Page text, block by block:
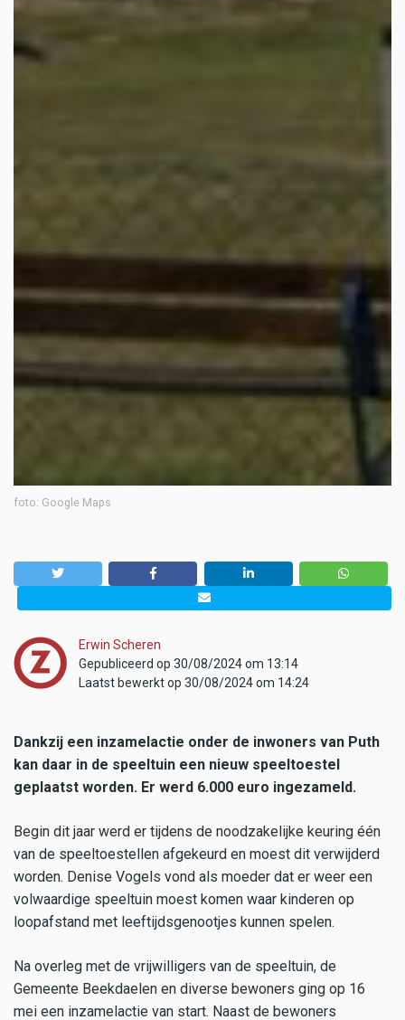
foto: Google Maps
Erwin Scheren
Gepubliceerd op 30/08/2024 om 13:14
Laatst bewerkt op 30/08/2024 om 14:24
Dankzij een inzamelactie onder de inwoners van Puth
kan daar in de speeltuin een nieuw speeltoestel
geplaatst worden. Er werd 6.000 euro ingezameld.
Begin dit jaar werd er tijdens de noodzakelijke keuring één
van de speeltoestellen afgekeurd en moest dit verwijderd
worden. Denise Vogels vond als moeder dat er weer een
volwaardige speeltuin moest komen waar kinderen op
loopafstand met leeftijdsgenootjes kunnen spelen.
Na overleg met de vrijwilligers van de speeltuin, de
Gemeente Beekdaelen en diverse bewoners ging op 16
mei een inzamelactie van start. Naast de bewoners